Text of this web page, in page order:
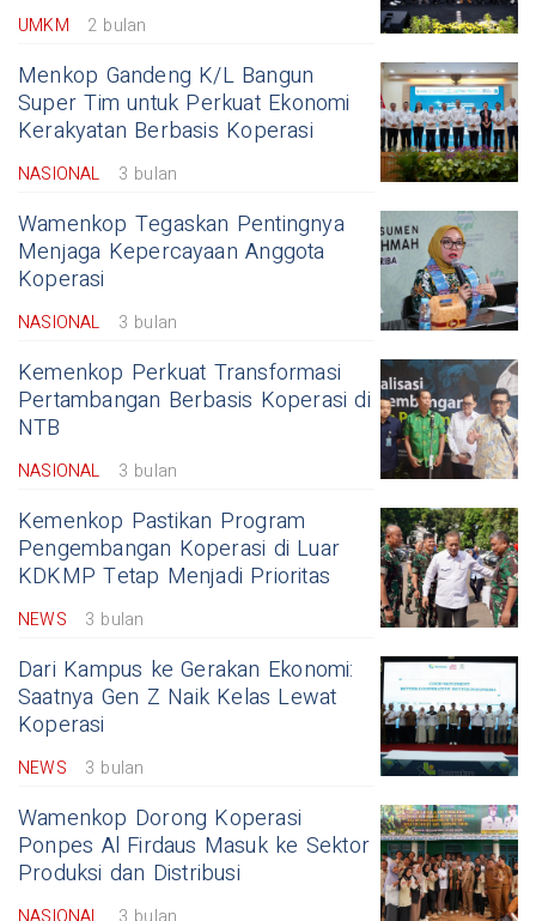
UMKM 2 bulan
Menkop Gandeng K/L Bangun
Super Tim untuk Perkuat Ekonomi
Kerakyatan Berbasis Koperasi
NASIONAL 3 bulan
Wamenkop Tegaskan Pentingnya
Menjaga Kepercayaan Anggota
Koperasi
NASIONAL 3 bulan
Kemenkop Perkuat Transformasi
Pertambangan Berbasis Koperasi di
NTB
NASIONAL 3 bulan
Kemenkop Pastikan Program
Pengembangan Koperasi di Luar
KDKMP Tetap Menjadi Prioritas
NEWS 3 bulan
Dari Kampus ke Gerakan Ekonomi:
Saatnya Gen Z Naik Kelas Lewat
Koperasi
NEWS 3 bulan
Wamenkop Dorong Koperasi
Ponpes Al Firdaus Masuk ke Sektor
Produksi dan Distribusi